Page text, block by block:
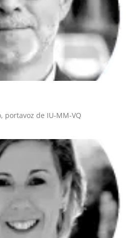
portavoz de IU-MM-VQ